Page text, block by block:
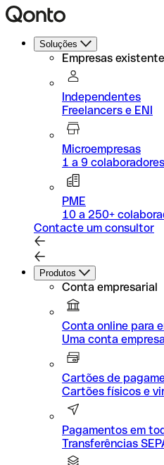
Soluções
Empresas
Independentes
Freelancers e ENI
Microempresas
1 a 9 colaboradores
PME
10 a 250+
Contacte um consultor
Produtos
Conta empresarial
Conta online para
Uma conta
Cartões de
Cartões físicos e
Pagamentos em
Transferências